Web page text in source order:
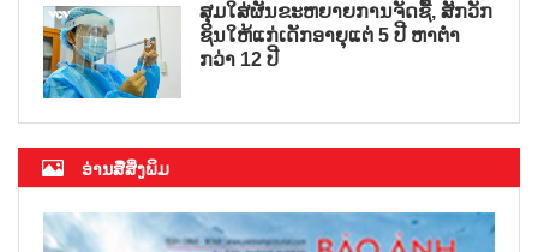
ສຸມໃສ່ຜັນຂະຫຍາຍການຈັດຊື້, ສັກວັກ
ຊິນໃຫ້ແກ່ເດັກອາຍຸແຕ່ 5 ປີ ຫາຕ່ຳ
ກວ່າ 12 ປີ
ອ່ານສື່ສິ່ງພິມ